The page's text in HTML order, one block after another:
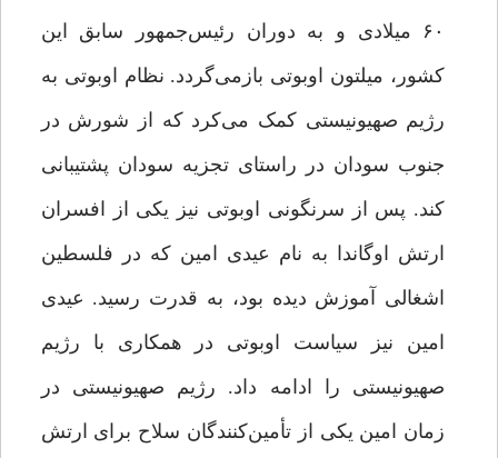
۶۰ میلادی و به دوران رئیس‌جمهور سابق این
کشور، میلتون اوبوتی بازمی‌گردد. نظام اوبوتی به
رژیم صهیونیستی کمک می‌کرد که از شورش در
جنوب سودان در راستای تجزیه سودان پشتیبانی
کند. پس از سرنگونی اوبوتی نیز یکی از افسران
ارتش اوگاندا به نام عیدی امین که در فلسطین
اشغالی آموزش دیده بود، به قدرت رسید. عیدی
امین نیز سیاست اوبوتی در همکاری با رژیم
صهیونیستی را ادامه داد. رژیم صهیونیستی در
زمان امین یکی از تأمین‌کنندگان سلاح برای ارتش